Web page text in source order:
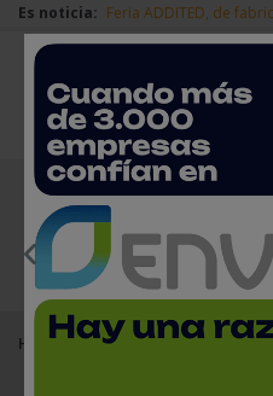
Es noticia: Feria ADDITED, de
Redes Sociales
Home Productos Mercado